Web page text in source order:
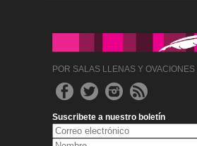
POR SALAS LLENAS Y OVACIONES
Suscribete a nuestro boletín